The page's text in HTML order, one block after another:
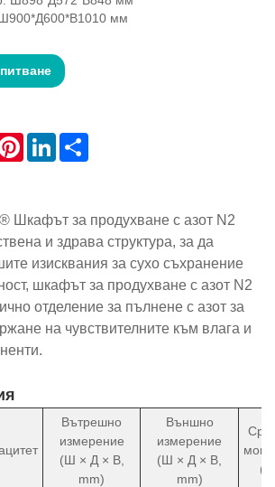
мм
PinterestLinkedIn
Шкафът за продухване с азот N2
и здрава структура, за да
изисквания за сухо съхранение
шкафът за продухване с азот N2
отделение за пълнене с азот за
на чувствителните към влага и
Вътрешно
измерение
(Ш × Д × В,
mm)
Външно
измерение
(Ш × Д × В,
mm)